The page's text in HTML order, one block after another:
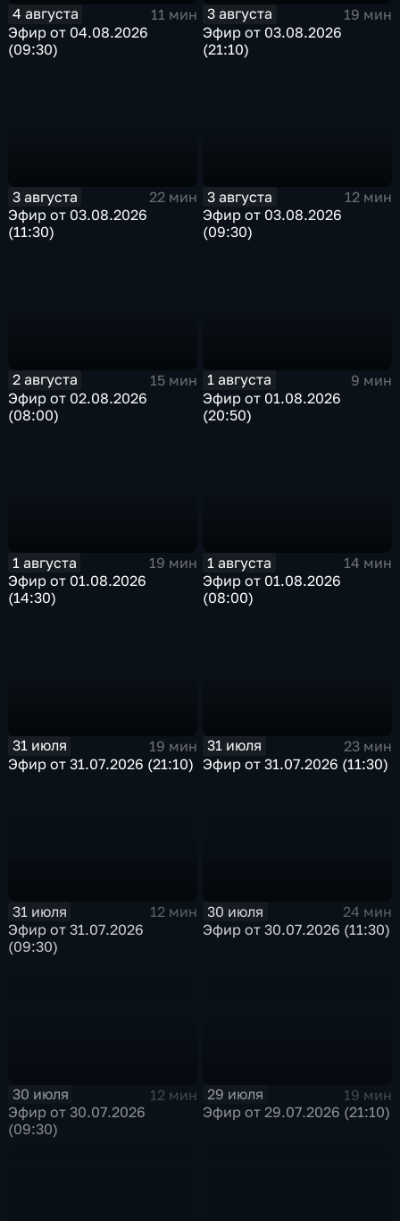
4 августа
11 мин
Эфир от 04.08.2026
(09:30)
3 августа
19 мин
Эфир от 03.08.2026
(21:10)
3 августа
22 мин
Эфир от 03.08.2026
(11:30)
3 августа
12 мин
Эфир от 03.08.2026
(09:30)
2 августа
15 мин
Эфир от 02.08.2026
(08:00)
1 августа
9 мин
Эфир от 01.08.2026
(20:50)
1 августа
19 мин
Эфир от 01.08.2026
(14:30)
1 августа
14 мин
Эфир от 01.08.2026
(08:00)
31 июля
19 мин
Эфир от 31.07.2026 (21:10)
31 июля
23 мин
Эфир от 31.07.2026 (11:30)
31 июля
12 мин
Эфир от 31.07.2026
(09:30)
30 июля
24 мин
Эфир от 30.07.2026 (11:30)
30 июля
12 мин
Эфир от 30.07.2026
(09:30)
29 июля
19 мин
Эфир от 29.07.2026 (21:10)